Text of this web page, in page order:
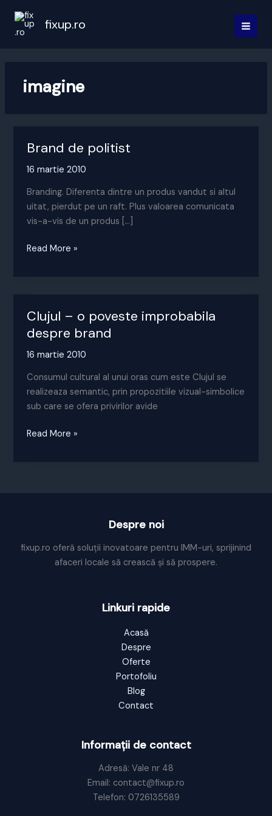
content
fixup.ro
imagine
Brand de politist
16 martie 2010
Branding. Diferenta dintre un produs vandut si altul
uitat, pierdut pe un raft. Plus valoarea comunicata
vis-a-vis de un produs […]
Brand
Read More »
Clujul – o poveste improbabila
despre brand
16 martie 2010
Consumul cultural al unui oras cum este Clujul se
realizeaza semantic, prin propozitiile vizual-simbolice
sub care se ofera privirilor avide
Clujul
Read More »
Despre noi
fixup.ro oferă soluții inovatoare pentru IMM-uri, sprijinind
afaceri locale să crească și să prospere.
Linkuri rapide
Acasă
Despre
Oferte
Portofoliu
Blog
Contact
Informații de contact
Adresă: Vale nr 48
Email: contact@fixup.ro
Telefon: 0726135589